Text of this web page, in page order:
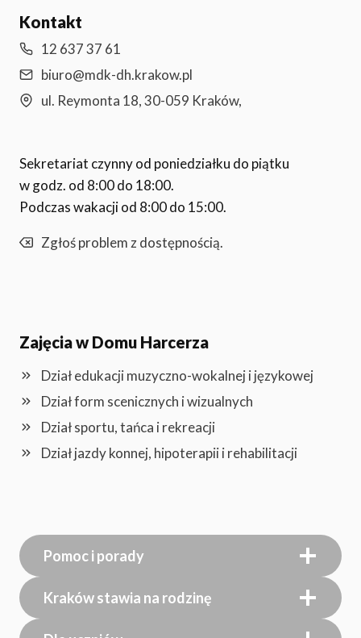
Kontakt
12 637 37 61
biuro@mdk-dh.krakow.pl
ul. Reymonta 18, 30-059 Kraków,
Sekretariat czynny od poniedziałku do piątku
w godz. od 8:00 do 18:00.
Podczas wakacji od 8:00 do 15:00.
Zgłoś problem z dostępnością.
Zajęcia w Domu Harcerza
Dział edukacji muzyczno-wokalnej i językowej
Dział form scenicznych i wizualnych
Dział sportu, tańca i rekreacji
Dział jazdy konnej, hipoterapii i rehabilitacji
Pomoc i porady
Kraków stawia na rodzinę